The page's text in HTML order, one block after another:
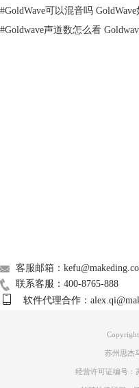
6.这样，大概的音频编辑就完成
设置GoldWave内外部录音 ，欢
#GoldWave可以混音吗
#Goldwave声道数怎么看
客服邮箱：
联系客服：400-8765-888
软件代理合作：
苏州思杰
经营许可证编号：